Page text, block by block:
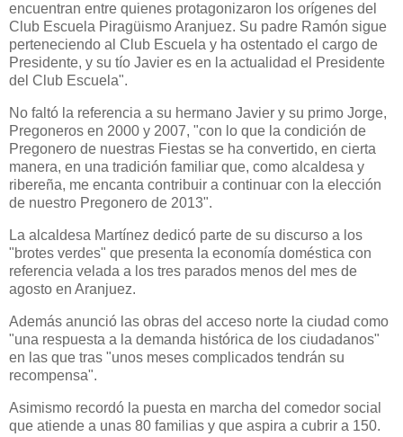
encuentran entre quienes protagonizaron los orígenes del
Club Escuela Piragüismo Aranjuez. Su padre Ramón sigue
perteneciendo al Club Escuela y ha ostentado el cargo de
Presidente, y su tío Javier es en la actualidad el Presidente
del Club Escuela".
No faltó la referencia a su hermano Javier y su primo Jorge,
Pregoneros en 2000 y 2007, "con lo que la condición de
Pregonero de nuestras Fiestas se ha convertido, en cierta
manera, en una tradición familiar que, como alcaldesa y
ribereña, me encanta contribuir a continuar con la elección
de nuestro Pregonero de 2013".
La alcaldesa Martínez dedicó parte de su discurso a los
"brotes verdes" que presenta la economía doméstica con
referencia velada a los tres parados menos del mes de
agosto en Aranjuez.
Además anunció las obras del acceso norte la ciudad como
"una respuesta a la demanda histórica de los ciudadanos"
en las que tras "unos meses complicados tendrán su
recompensa".
Asimismo recordó la puesta en marcha del comedor social
que atiende a unas 80 familias y que aspira a cubrir a 150.